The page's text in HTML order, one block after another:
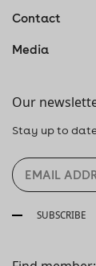
Contact
Media
Our
Stay up to
SUBSCRIBE